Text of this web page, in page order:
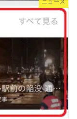
ニュース